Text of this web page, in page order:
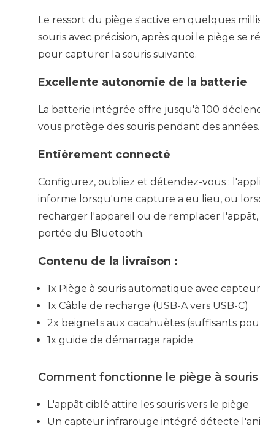
Le ressort du piège s'active en quelques
souris avec précision, après quoi le piège se
pour capturer la souris suivante.
Excellente autonomie de la batterie
La batterie intégrée offre jusqu'à 100
vous protège des souris pendant des années.
Entièrement connecté
Configurez, oubliez et détendez-vous :
informe lorsqu'une capture a eu lieu, ou
recharger l'appareil ou de remplacer
portée du Bluetooth.
Contenu de la livraison :
1x Piège à souris automatique avec
1x Câble de recharge (USB-A vers USB-C)
2x beignets aux cacahuètes (suffisants
1x guide de démarrage rapide
Comment fonctionne le piège à
L'appât ciblé attire les souris vers le piège
Un capteur infrarouge intégré détecte